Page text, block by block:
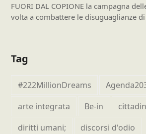
FUORI DAL COPIONE la campagna
volta a combattere le disuguaglianze
Tag
#222MillionDreams
arte integrata
Be-in
diritti umani;
discorsi d'odio